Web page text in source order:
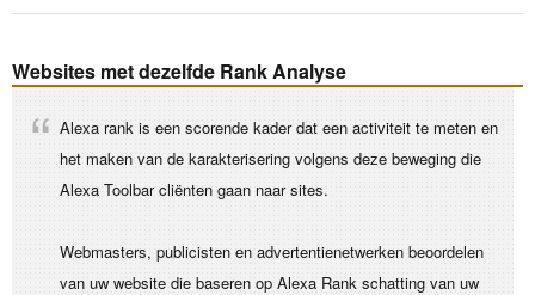
Websites met dezelfde Rank Analyse
Alexa rank is een scorende kader dat een activiteit te meten en
het maken van de karakterisering volgens deze beweging die
Alexa Toolbar cliënten gaan naar sites.
Webmasters, publicisten en advertentienetwerken beoordelen
van uw website die baseren op Alexa Rank schatting van uw